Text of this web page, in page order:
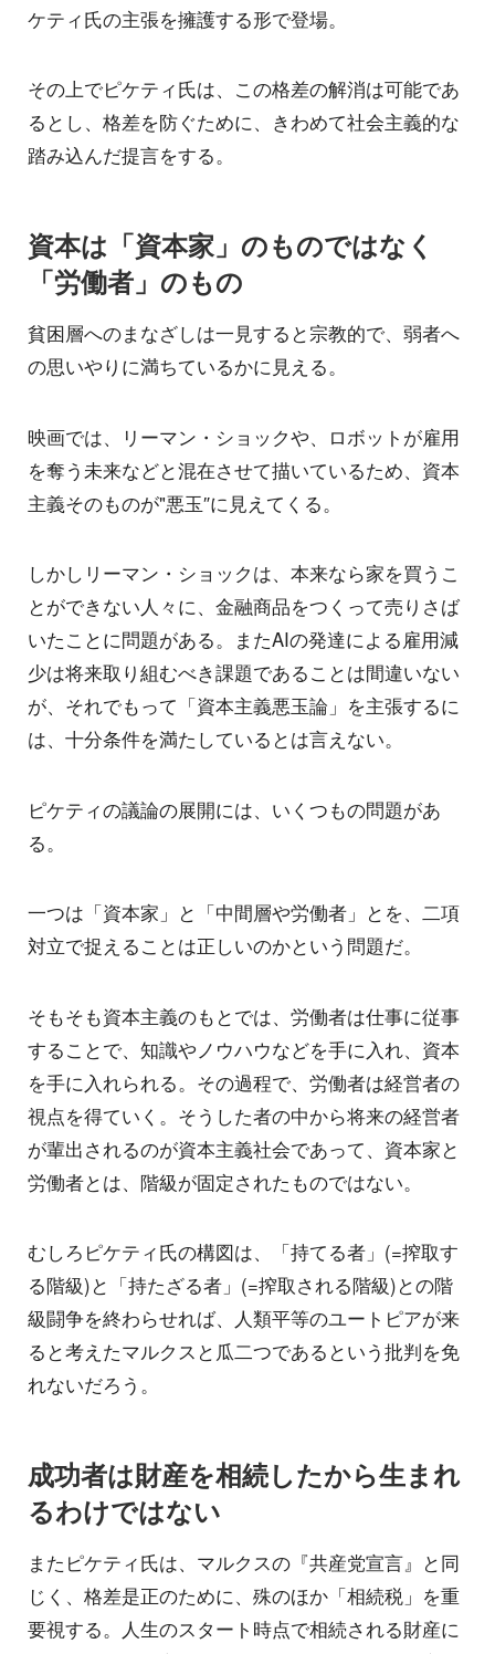
ケティ氏の主張を擁護する形で登場。
その上でピケティ氏は、この格差の解消は可能であ
るとし、格差を防ぐために、きわめて社会主義的な
踏み込んだ提言をする。
資本は「資本家」のものではなく
「労働者」のもの
貧困層へのまなざしは一見すると宗教的で、弱者へ
の思いやりに満ちているかに見える。
映画では、リーマン・ショックや、ロボットが雇用
を奪う未来などと混在させて描いているため、資本
主義そのものが"悪玉″に見えてくる。
しかしリーマン・ショックは、本来なら家を買うこ
とができない人々に、金融商品をつくって売りさば
いたことに問題がある。またAIの発達による雇用減
少は将来取り組むべき課題であることは間違いない
が、それでもって「資本主義悪玉論」を主張するに
は、十分条件を満たしているとは言えない。
ピケティの議論の展開には、いくつもの問題があ
る。
一つは「資本家」と「中間層や労働者」とを、二項
対立で捉えることは正しいのかという問題だ。
そもそも資本主義のもとでは、労働者は仕事に従事
することで、知識やノウハウなどを手に入れ、資本
を手に入れられる。その過程で、労働者は経営者の
視点を得ていく。そうした者の中から将来の経営者
が輩出されるのが資本主義社会であって、資本家と
労働者とは、階級が固定されたものではない。
むしろピケティ氏の構図は、「持てる者」(=搾取す
る階級)と「持たざる者」(=搾取される階級)との階
級闘争を終わらせれば、人類平等のユートピアが来
ると考えたマルクスと瓜二つであるという批判を免
れないだろう。
成功者は財産を相続したから生まれ
るわけではない
またピケティ氏は、マルクスの『共産党宣言』と同
じく、格差是正のために、殊のほか「相続税」を重
要視する。人生のスタート時点で相続される財産に